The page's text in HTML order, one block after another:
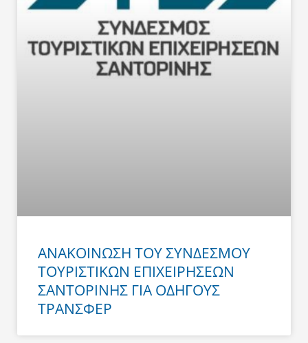
ΑΝΑΚΟΙΝΩΣΗ ΤΟΥ ΣΥΝΔΕΣΜΟΥ
ΤΟΥΡΙΣΤΙΚΩΝ ΕΠΙΧΕΙΡΗΣΕΩΝ
ΣΑΝΤΟΡΙΝΗΣ ΓΙΑ ΟΔΗΓΟΥΣ
ΤΡΑΝΣΦΕΡ